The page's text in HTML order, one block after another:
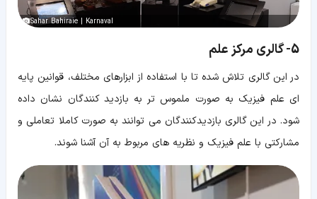
Sahar Bahiraie | Karnaval
5- گالری مرکز علم
در این گالری تلاش شده تا با استفاده از ابزارهای مختلف، قوانین پایه
ای علم فیزیک به صورت ملموس تر به بازدید کنندگان نشان داده
شود. در این گالری بازدیدکنندگان می توانند به صورت کاملا تعاملی و
مشارکتی با علم فیزیک و نظریه های مربوط به آن آشنا شوند.